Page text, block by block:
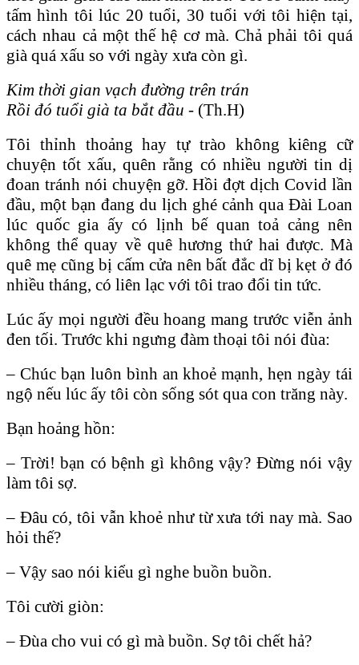
tấm hình tôi lúc 20 tuổi, 30 tuổi với tôi hiện tại,
cách nhau cả một thế hệ cơ mà. Chả phải tôi quá
già quá xấu so với ngày xưa còn gì.
Kim thời gian vạch đường trên trán
Rồi đó tuổi già ta bắt đầu - (Th.H)
Tôi thỉnh thoảng hay tự trào không kiêng cữ
chuyện tốt xấu, quên rằng có nhiều người tin dị
đoan tránh nói chuyện gỡ. Hồi đợt dịch Covid lần
đầu, một bạn đang du lịch ghé cảnh qua Đài Loan
lúc quốc gia ấy có lịnh bế quan toả cảng nên
không thể quay về quê hương thứ hai được. Mà
quê mẹ cũng bị cấm cửa nên bất đắc dĩ bị kẹt ở đó
nhiều tháng, có liên lạc với tôi trao đổi tin tức.
Lúc ấy mọi người đều hoang mang trước viễn ảnh
đen tối. Trước khi ngưng đàm thoại tôi nói đùa:
– Chúc bạn luôn bình an khoẻ mạnh, hẹn ngày tái
ngộ nếu lúc ấy tôi còn sống sót qua con trăng này.
Bạn hoảng hồn:
– Trời! bạn có bệnh gì không vậy? Đừng nói vậy
làm tôi sợ.
– Đâu có, tôi vẫn khoẻ như từ xưa tới nay mà. Sao
hỏi thế?
– Vậy sao nói kiểu gì nghe buồn buồn.
Tôi cười giòn:
– Đùa cho vui có gì mà buồn. Sợ tôi chết hả?